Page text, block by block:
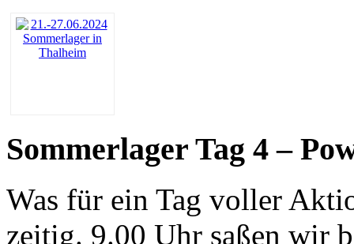
Sommerlager Tag 4 –
Was für ein Tag voller
zeitig. 9.00 Uhr saßen wir